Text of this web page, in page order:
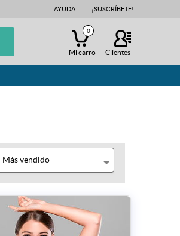
AYUDA ¡SUSCRÍBETE!
Clientes
0
Mi carro
Más vendido